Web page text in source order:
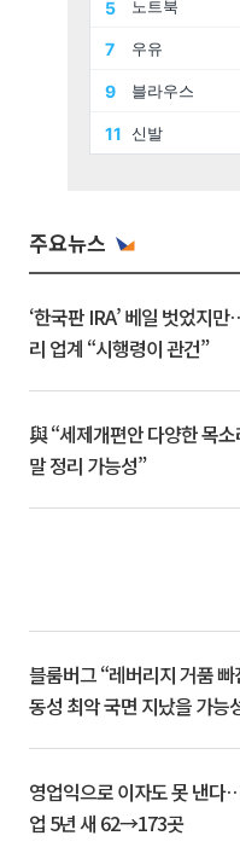
주요뉴스
‘한국판 IRA’ 베일 벗었지
리 업계 “시행령이 관건”
與 “세제개편안 다양한 목
말 정리 가능성”
블룸버그 “레버리지 거품
동성 최악 국면 지났을 가능
영업익으로 이자도 못 낸다
업 5년 새 62→173곳